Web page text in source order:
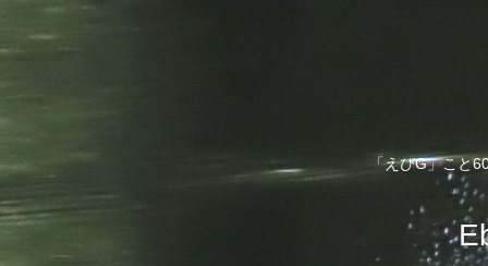
「えびG」こと